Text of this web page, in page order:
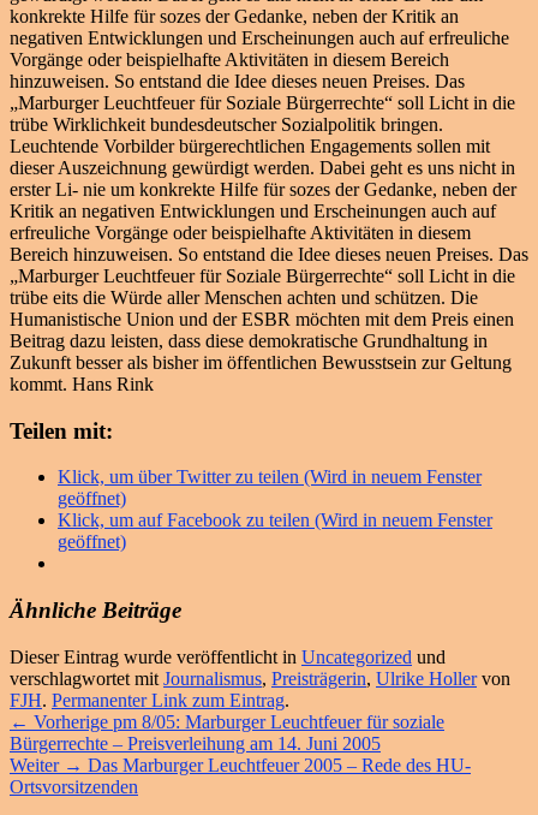
konkrekte Hilfe für sozes der Gedanke, neben der Kritik an
negativen Entwicklungen und Erscheinungen auch auf erfreuliche
Vorgänge oder beispielhafte Aktivitäten in diesem Bereich
hinzuweisen. So entstand die Idee dieses neuen Preises. Das
„Marburger Leuchtfeuer für Soziale Bürgerrechte“ soll Licht in die
trübe Wirklichkeit bundesdeutscher Sozialpolitik bringen.
Leuchtende Vorbilder bürgerechtlichen Engagements sollen mit
dieser Auszeichnung gewürdigt werden. Dabei geht es uns nicht in
erster Li- nie um konkrekte Hilfe für sozes der Gedanke, neben der
Kritik an negativen Entwicklungen und Erscheinungen auch auf
erfreuliche Vorgänge oder beispielhafte Aktivitäten in diesem
Bereich hinzuweisen. So entstand die Idee dieses neuen Preises. Das
„Marburger Leuchtfeuer für Soziale Bürgerrechte“ soll Licht in die
trübe eits die Würde aller Menschen achten und schützen. Die
Humanistische Union und der ESBR möchten mit dem Preis einen
Beitrag dazu leisten, dass diese demokratische Grundhaltung in
Zukunft besser als bisher im öffentlichen Bewusstsein zur Geltung
kommt. Hans Rink
Teilen mit:
Klick, um über Twitter zu teilen (Wird in neuem Fenster
geöffnet)
Klick, um auf Facebook zu teilen (Wird in neuem Fenster
geöffnet)
Ähnliche Beiträge
Dieser Eintrag wurde veröffentlicht in Uncategorized und
verschlagwortet mit Journalismus, Preisträgerin, Ulrike Hollervon
FJH. Permanenter Link zum Eintrag.
Beitragsnavigation
← Vorherige Vorheriger
Beitrag:
pm 8/05: Marburger Leuchtfeuer für soziale
Bürgerrechte – Preisverleihung am 14. Juni 2005
Weiter → Nächster
Beitrag:
Das Marburger Leuchtfeuer 2005 – Rede des HU-
Ortsvorsitzenden